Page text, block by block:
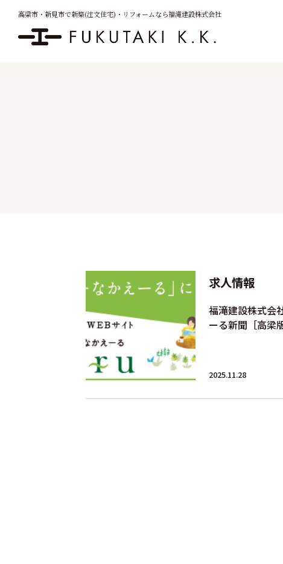
高梁市・新見市で新築(注文住宅)・ リフォームなら福滝建設株式会社
求人情報
福滝建設株式
ーる新聞［高梁
2025.11.28